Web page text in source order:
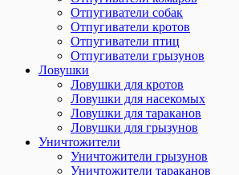
Отпугиватели собак
Отпугиватели кротов
Отпугиватели птиц
Отпугиватели грызунов
Ловушки
Ловушки для кротов
Ловушки для насекомых
Ловушки для тараканов
Ловушки для грызунов
Уничтожители
Уничтожители грызунов
Уничтожители тараканов